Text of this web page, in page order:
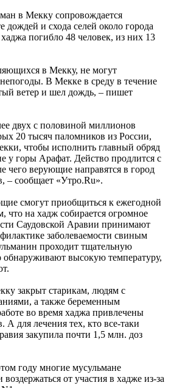
в Мекку сопровождается
дождей и схода селей около города
погибло 48 человек, из них 13
в Мекку, не могут
В Мекке в среду в течение
ветер и шел дождь, – пишет
двух с половиной миллионов
20 тысяч паломников из России,
чтобы исполнить главный обряд
у горы Арафат. Действо продлится с
чего верующие направятся в город
– сообщает «Утро.Ru».
смогут приобщиться к ежегодной
что на хадж собирается огромное
Саудовской Аравии принимают
заболеваемости свиным
проходит тщательную
обнаруживают высокую температуру,
закрыт старикам, людям с
а также беременным
во время хаджа привлечены
А для лечения тех, кто все-таки
закупила почти 1,5 млн. доз
году многие мусульмане
от участия в хадже из-за